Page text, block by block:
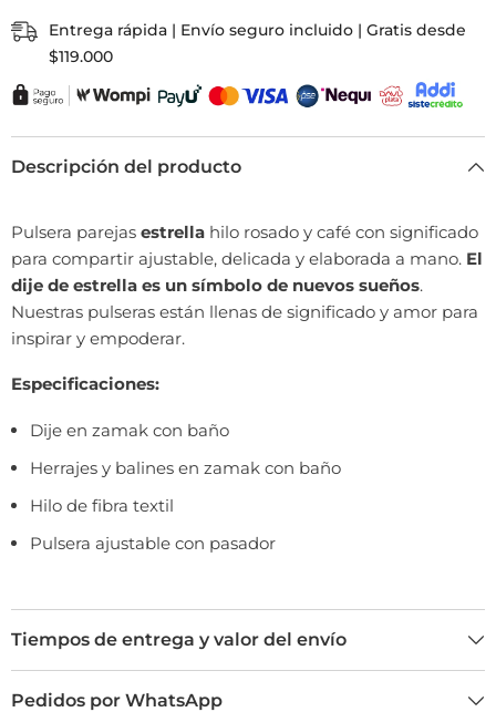
Rosado
Café
Café
Entrega rápida | Envío seguro incluido | Gratis desde
$119.000
Descripción del producto
Pulsera parejas estrella hilo rosado y café con significado
para compartir ajustable, delicada y elaborada a mano. El
dije de estrella es un símbolo de nuevos sueños.
Nuestras pulseras están llenas de significado y amor para
inspirar y empoderar.
Especificaciones:
Dije en zamak con baño
Herrajes y balines en zamak con baño
Hilo de fibra textil
Pulsera ajustable con pasador
Tiempos de entrega y valor del envío
Pedidos por WhatsApp